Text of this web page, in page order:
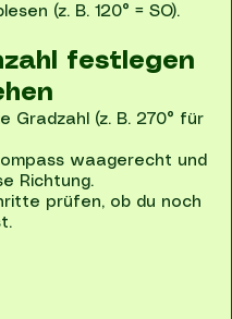
(z. B. 120° = SO).
festlegen
Gradzahl (z. B. 270° für
waagerecht und
Richtung.
prüfen, ob du noch